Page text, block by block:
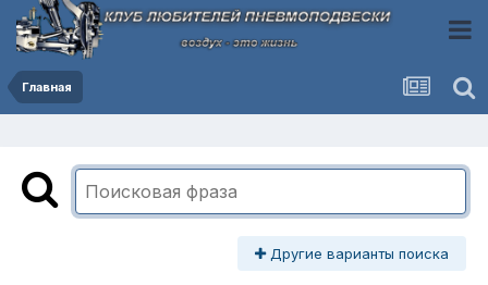
Главная
Другие варианты поиска